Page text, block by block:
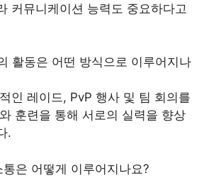
커뮤니케이션 능력도 중요하다고
활동은 어떤 방식으로 이루어지나
인 레이드, PvP 행사 및 팀 회의를
훈련을 통해 서로의 실력을 향상
.
은 어떻게 이루어지나요?